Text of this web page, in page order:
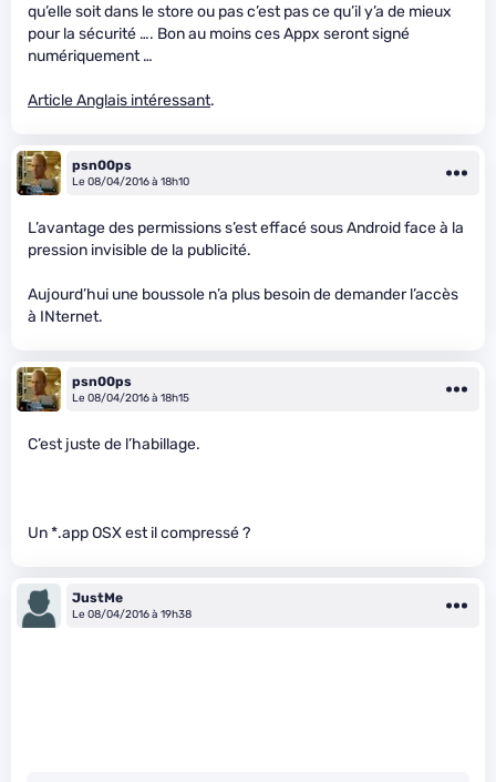
qu’elle soit dans le store ou pas c’est pas ce qu’il y’a de mieux
pour la sécurité …. Bon au moins ces Appx seront signé
numériquement …
Article Anglais intéressant.
psn00ps
Le 08/04/2016 à 18h10
L’avantage des permissions s’est effacé sous Android face à la
pression invisible de la publicité.
Aujourd’hui une boussole n’a plus besoin de demander l’accès
à INternet.
psn00ps
Le 08/04/2016 à 18h15
C’est juste de l’habillage.
Un *.app OSX est il compressé ?
JustMe
Le 08/04/2016 à 19h38